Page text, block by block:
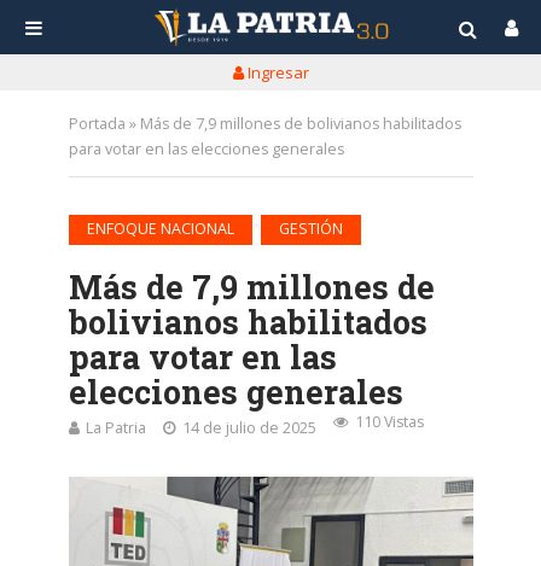
Ingresar
Portada » Más de 7,9 millones de bolivianos habilitados
para votar en las elecciones generales
ENFOQUE NACIONAL GESTIÓN
Más de 7,9 millones de
bolivianos habilitados
para votar en las
elecciones generales
La Patria 14 de julio de 2025 110 Vistas